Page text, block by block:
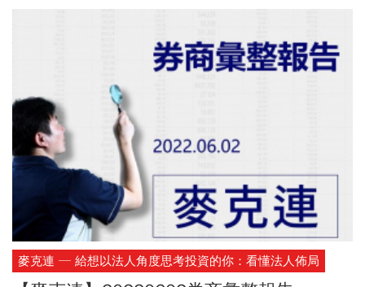
麥克連 ─ 給想以法人角度思考投資的你：看懂法人佈局